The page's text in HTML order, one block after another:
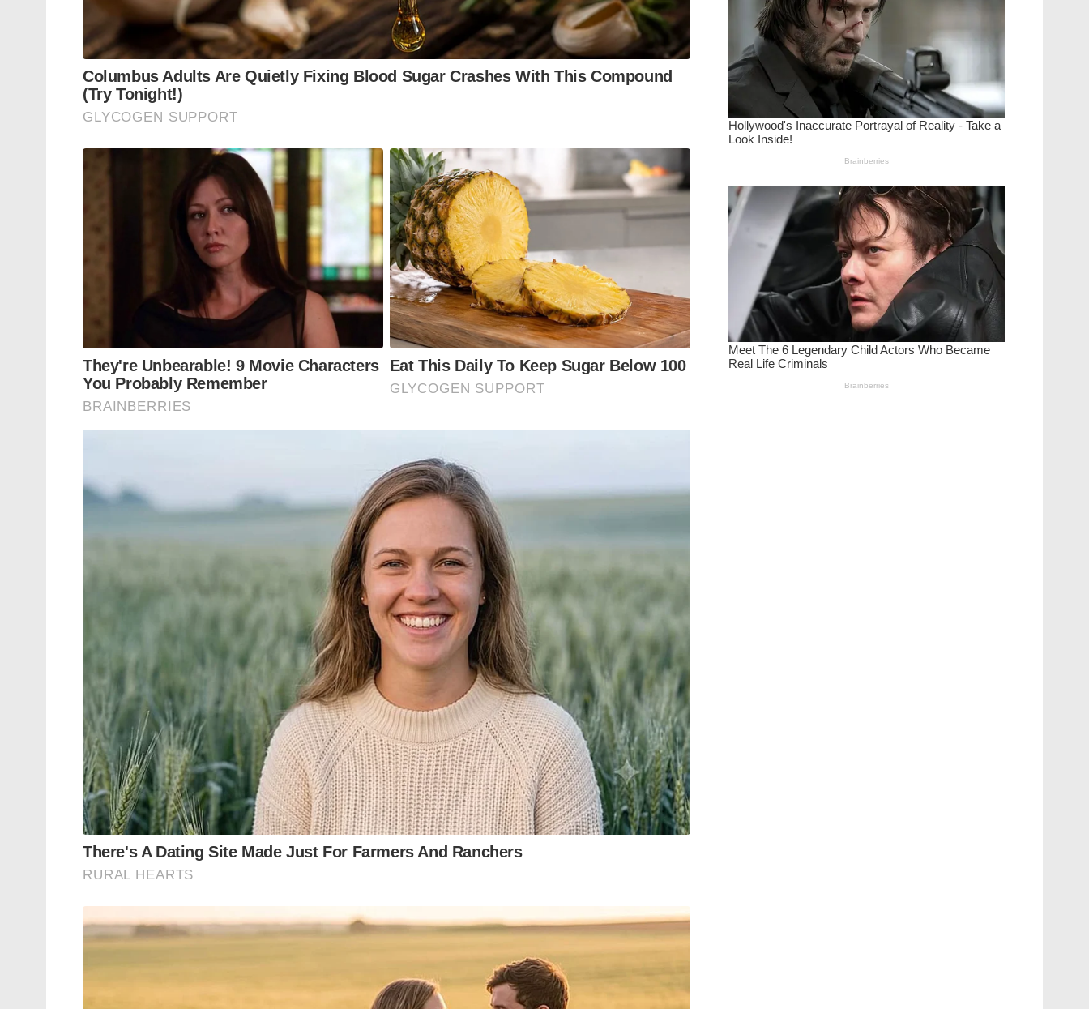
ലാൻഡിങ്ങും ടേക്ക്ഓഫും അതീവദുഷ്കരമായ ദൗലത്ബേഗ് ഓൾഡിയിൽ സൂപ്പർ
ഹെർക്കുലീസിനെ വിജയകരമായി ലാൻഡ് ചെയ്യിച്ച് 2013ൽത്തന്നെ ഇന്ത്യൻ എയർഫോഴ്‌സിന്റെ
പൈലറ്റുമാർ തങ്ങളുടെ കഴിവ് തെളിയിച്ചിരുന്നു. ശബ്ദത്തിന്റെ പകുതിവേഗതയിൽ 20 ടണ്ണോളം
ഭാരം വഹിച്ചുകൊണ്ട് പറന്നുയരാൻ സാധിക്കുന്ന സൂപ്പർ ഹെർക്കുലീസിന് ഭാരതം ശത്രുക്കളിൽ
നിന്നും നിരന്തരഭീഷണി നേരിടുന്ന ലഡാഖിലേക്ക് വളരെയെളുപ്പം പറന്നെത്താൻ സാധിക്കും.
റഷ്യൻ നിർമ്മിത ട്രാൻസ്‌പോർട്ട് വിമാനങ്ങളുടെ പ്രധാനപോരായ്‌മകളായ യന്ത്രത്തകരാറുകളോ
കൂടുതൽ മെയിന്റനൻസോ ഒന്നും ഇല്ലാത്ത സൂപ്പർ ഹെർക്കുലീസിന് ഏതു പരിസ്ഥിതിയിലും
ലാൻഡ് ചെയ്യാൻ സാധിക്കുമെന്നത് അതിന്റെ പ്രധാന ആകർഷണീയതയാണ്.
മണിക്കൂറിൽ പരമാവധി 670 കിലോമീറ്റർ വേഗതയിൽ ഒൻപതു കിലോമീറ്ററോളം ഉയരത്തിൽ
പറക്കാൻ സാധിക്കും. 128 സൈനികരെ അല്ലെങ്കിൽ 92 പാരാ ട്രൂപ്പേഴ്സിനെ ഒറ്റയടിക്ക്
ലക്ഷ്യസ്ഥാനത്തെത്തിക്കുവാൻ ശേഷിയുള്ള ഈ വിമാനം ടർബോഫാൻ-പ്രൊപ്പല്ലർ (Turboprop)
എഞ്ചിൻ ഉപയോഗിക്കുന്ന തരമാണ്. ടർബോപ്രോപ് എഞ്ചിൻ ഉപയോഗിക്കുന്ന ലോകത്തിലെ
ഏറ്റവും വലിയ മിലിട്ടറി എയർക്രാഫ്റ്റുകളിൽ ഒന്നു കൂടിയാണ് സൂപ്പർ ഹെർക്കുലീസ്. ഈ
കരുത്തന് കരുത്തു പകരുന്നത് വിമാനഎഞ്ചിൻ നിർമ്മാണരംഗത്തെ അതികായന്മാരിൽ ഒന്നായ
റോൾസ് റോയ്‌സിന്റെ എഞ്ചിനുകളാണ്. ഉദ്ദേശം 5648 കിലോമീറ്റർ റേഞ്ചുള്ള സൂപ്പർ
ഹെർക്കുലീസ് ഇപ്പോൾ 11 എണ്ണമാണ് ഭാരതീയ വായുസേനയുടെ കൈവശം
സർവ്വീസിലിരിക്കുന്നത്.
Tags: C130J Hercules Sainikam